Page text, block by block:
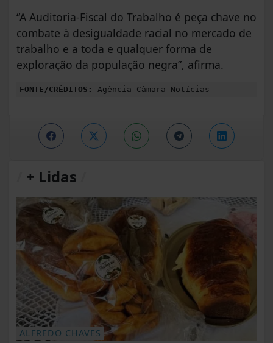
“A Auditoria-Fiscal do Trabalho é peça chave no
combate à desigualdade racial no mercado de
trabalho e a toda e qualquer forma de
exploração da população negra”, afirma.
FONTE/CRÉDITOS: Agência Câmara Notícias
+ Lidas
ALFREDO CHAVES